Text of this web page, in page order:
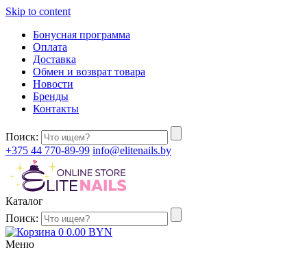
Skip to content
Бонусная программа
Оплата
Доставка
Обмен и возврат товара
Новости
Бренды
Контакты
Поиск:
+375 44 770-89-99 info@elitenails.by
Каталог
Поиск:
0 0.00 BYN
Меню